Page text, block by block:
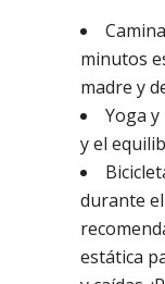
minutos
madre y
Yoga
y el
durante
estática